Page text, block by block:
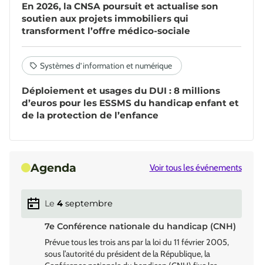
En 2026, la CNSA poursuit et actualise son
soutien aux projets immobiliers qui
transforment l’offre médico-sociale
Déploiement et usages du DUI : 8 millions
d’euros pour les ESSMS du handicap enfant et
de la protection de l’enfance
Agenda Voir tous les événements
Le 4septembre
7e Conférence nationale du handicap (CNH)
Prévue tous les trois ans par la loi du 11 février 2005,
sous l’autorité du président de la République, la